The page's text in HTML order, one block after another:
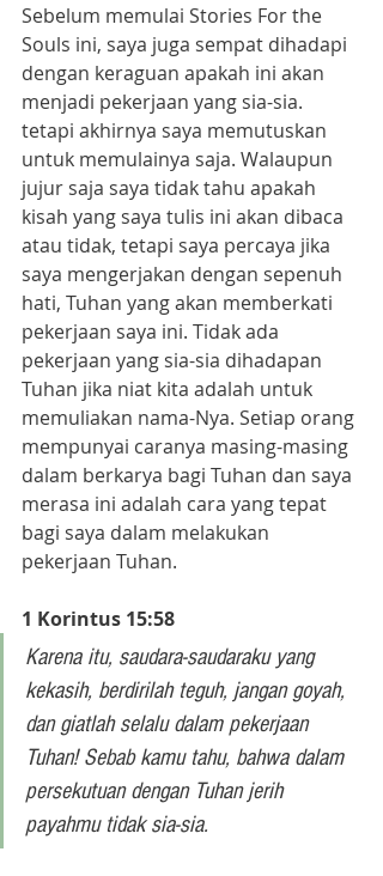
Sebelum memulai Stories For the
Souls ini, saya juga sempat dihadapi
dengan keraguan apakah ini akan
menjadi pekerjaan yang sia-sia.
tetapi akhirnya saya memutuskan
untuk memulainya saja. Walaupun
jujur saja saya tidak tahu apakah
kisah yang saya tulis ini akan dibaca
atau tidak, tetapi saya percaya jika
saya mengerjakan dengan sepenuh
hati, Tuhan yang akan memberkati
pekerjaan saya ini. Tidak ada
pekerjaan yang sia-sia dihadapan
Tuhan jika niat kita adalah untuk
memuliakan nama-Nya. Setiap orang
mempunyai caranya masing-masing
dalam berkarya bagi Tuhan dan saya
merasa ini adalah cara yang tepat
bagi saya dalam melakukan
pekerjaan Tuhan.
1 Korintus 15:58
Karena itu, saudara-saudaraku yang
kekasih, berdirilah teguh, jangan goyah,
dan giatlah selalu dalam pekerjaan
Tuhan! Sebab kamu tahu, bahwa dalam
persekutuan dengan Tuhan jerih
payahmu tidak sia-sia.